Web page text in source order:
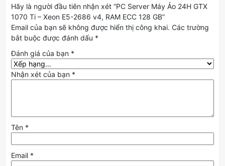
Hãy là người đầu tiên nhận xét “PC Server Máy Ảo 24H GTX
1070 Ti – Xeon E5-2686 v4, RAM ECC 128 GB”
Email của bạn sẽ không được hiển thị công khai. Các trường
bắt buộc được đánh dấu *
Đánh giá của bạn *
Nhận xét của bạn *
Tên *
Email *